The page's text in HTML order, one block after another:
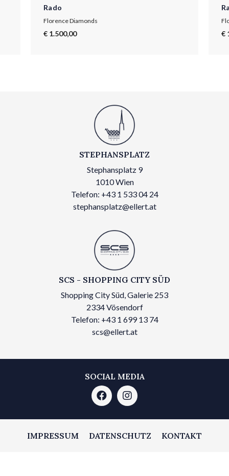
Rado
Florence Diamonds
€ 1.500,00 €
STEPHANSPLATZ
Stephansplatz 9
1010 Wien
Telefon: +43 1 533 04 24
stephansplatz@ellert.at
SCS - SHOPPING CITY SÜD
Shopping City Süd, Galerie 253
2334 Vösendorf
Telefon: +43 1 699 13 74
scs@ellert.at
SOCIAL MEDIA
IMPRESSUM DATENSCHUTZ KONTAKT